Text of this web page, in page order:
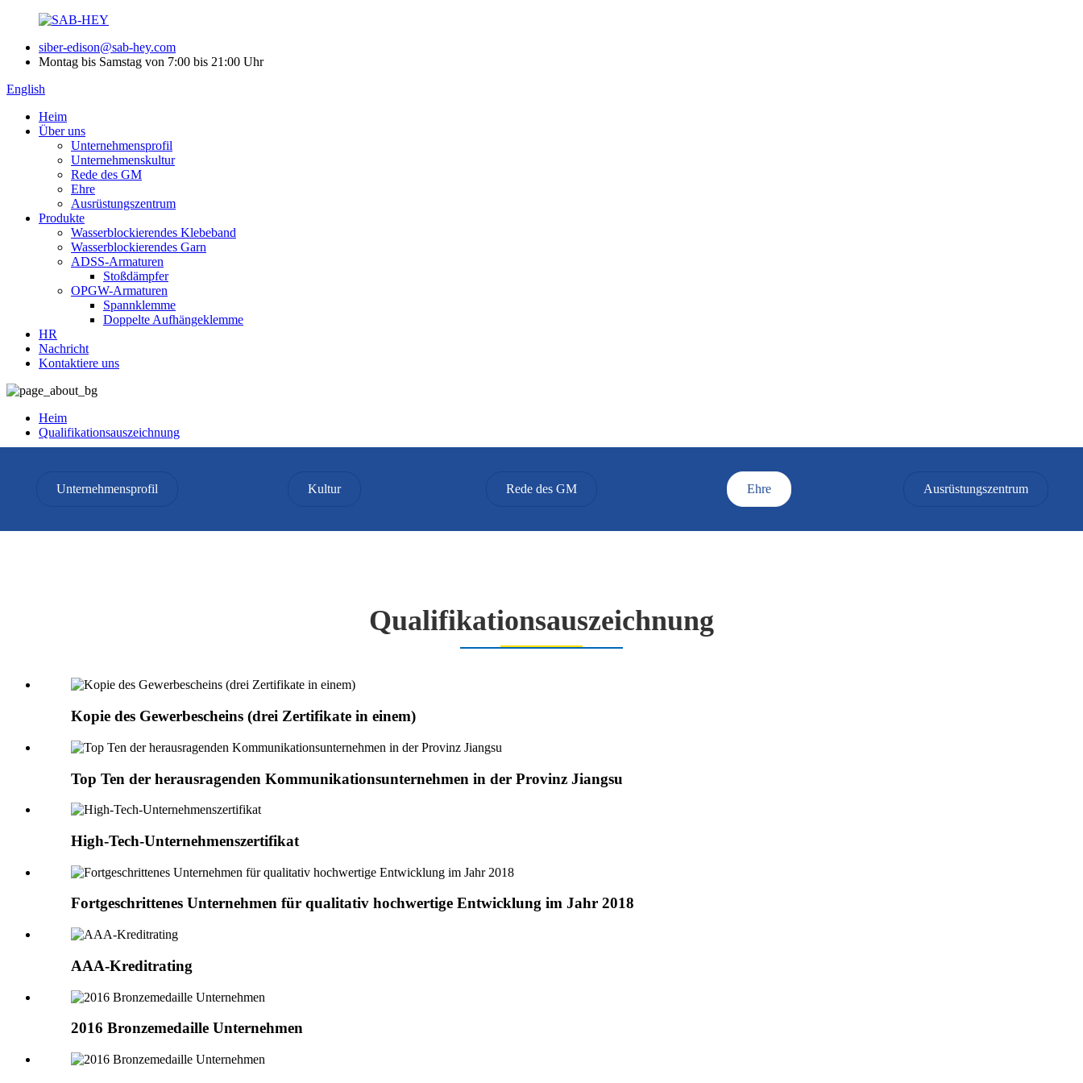
siber-edison@sab-hey.com
Montag bis Samstag von 7:00 bis 21:00 Uhr
English
Heim
Über uns
Unternehmensprofil
Unternehmenskultur
Rede des GM
Ehre
Ausrüstungszentrum
Produkte
Wasserblockierendes Klebeband
Wasserblockierendes Garn
ADSS-Armaturen
Stoßdämpfer
OPGW-Armaturen
Spannklemme
Doppelte Aufhängeklemme
HR
Nachricht
Kontaktiere uns
Heim
Qualifikationsauszeichnung
Unternehmensprofil Kultur Rede des GM Ehre Ausrüstungszentrum
Qualifikationsauszeichnung
Kopie des Gewerbescheins (drei Zertifikate in einem)
Top Ten der herausragenden Kommunikationsunternehmen in der Provinz Jiangsu
High-Tech-Unternehmenszertifikat
Fortgeschrittenes Unternehmen für qualitativ hochwertige Entwicklung im Jahr 2018
AAA-Kreditrating
2016 Bronzemedaille Unternehmen